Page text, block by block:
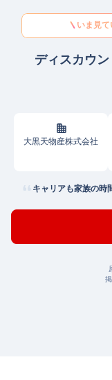
いま見て
ディスカウ
大黒天物産株式会社
キャリアも家族の時